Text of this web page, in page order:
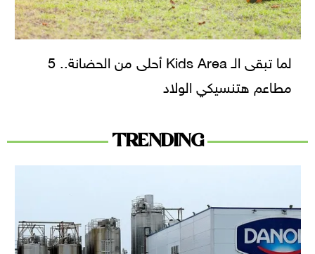
لما تبقى الـ Kids Area أحلى من الحضانة.. 5
مطاعم هتنسيكي الولاد
TRENDING